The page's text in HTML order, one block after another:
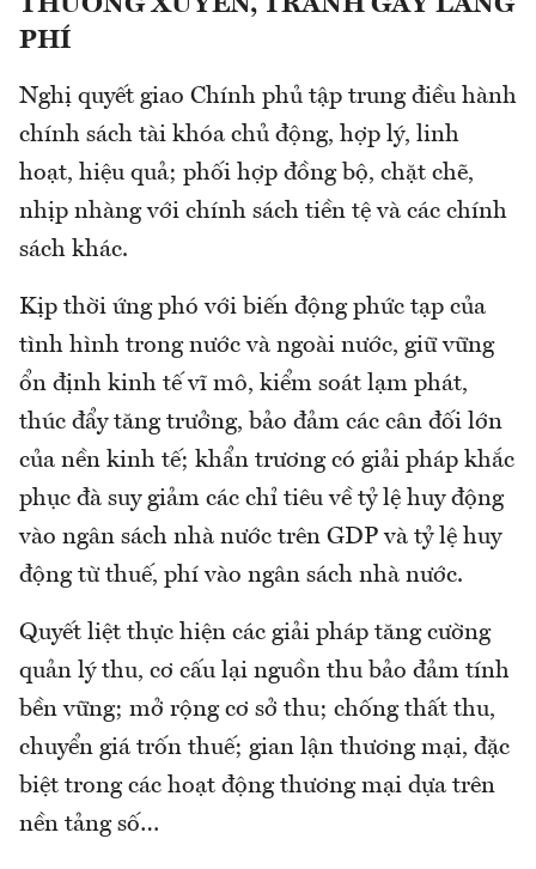
PHÍ
Nghị quyết giao Chính phủ tập trung điều hành
chính sách tài khóa chủ động, hợp lý, linh
hoạt, hiệu quả; phối hợp đồng bộ, chặt chẽ,
nhịp nhàng với chính sách tiền tệ và các chính
sách khác.
Kịp thời ứng phó với biến động phức tạp của
tình hình trong nước và ngoài nước, giữ vững
ổn định kinh tế vĩ mô, kiểm soát lạm phát,
thúc đẩy tăng trưởng, bảo đảm các cân đối lớn
của nền kinh tế; khẩn trương có giải pháp khắc
phục đà suy giảm các chỉ tiêu về tỷ lệ huy động
vào ngân sách nhà nước trên GDP và tỷ lệ huy
động từ thuế, phí vào ngân sách nhà nước.
Quyết liệt thực hiện các giải pháp tăng cường
quản lý thu, cơ cấu lại nguồn thu bảo đảm tính
bền vững; mở rộng cơ sở thu; chống thất thu,
chuyển giá trốn thuế; gian lận thương mại, đặc
biệt trong các hoạt động thương mại dựa trên
nền tảng số…